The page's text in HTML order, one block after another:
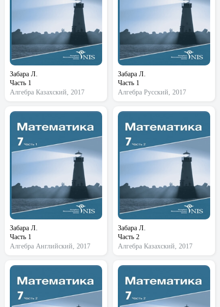
Забара Л.
Часть 1
Алгебра Казахский, 2017
Забара Л.
Часть 1
Алгебра Русский, 2017
Забара Л.
Часть 1
Алгебра Английский, 2017
Забара Л.
Часть 2
Алгебра Казахский, 2017